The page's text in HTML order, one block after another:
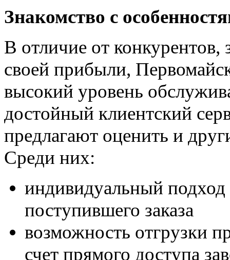
Знакомство с
В отличие от
своей прибыли,
высокий уровень
достойный клиентский
предлагают оценить и
Среди них:
индивидуальный
поступившего заказа
возможность отгрузки
счет прямого доступа